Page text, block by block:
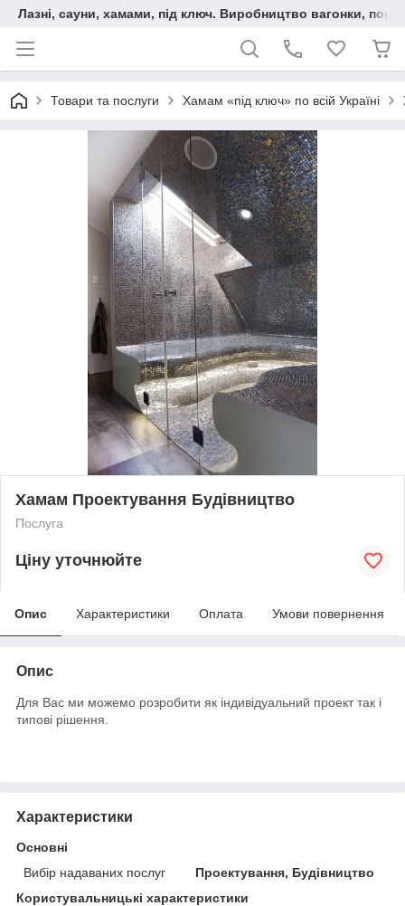
Лазні, сауни, хамами, під ключ. Виробництво вагонки,
Товари та послуги Хамам «під ключ» по всій Україні
Хамам Проектування Будівництво
Послуга
Ціну уточнюйте
Опис Характеристики Оплата Умови повернення
Опис
Для Вас ми можемо розробити як індивідуальний проект так і
типові рішення.
Характеристики
Основні
Вибір надаваних послуг
Проектування, Будівництво
Користувальницькі характеристики